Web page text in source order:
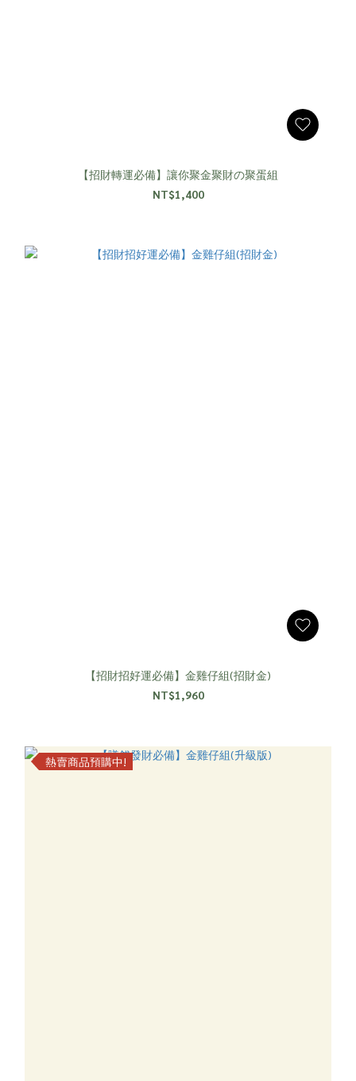
【招財轉運必備】讓你聚金聚財の聚蛋組
NT$1,400
【招財招好運必備】金雞仔組(招財金)
NT$1,960
熱賣商品預購中!